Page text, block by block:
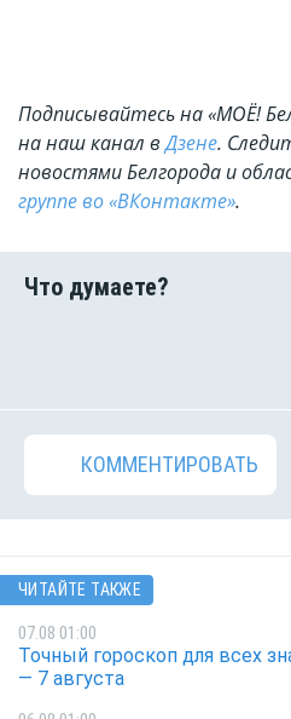
Подписывайтесь на «МОЁ!
на наш канал вДзене.
новостями Белгорода и
группе во «ВКонтакте».
КОММЕНТИРОВАТЬ
ЧИТАЙТЕ ТАКЖЕ
07.08 01:00
Точный гороскоп для всех
— 7 августа